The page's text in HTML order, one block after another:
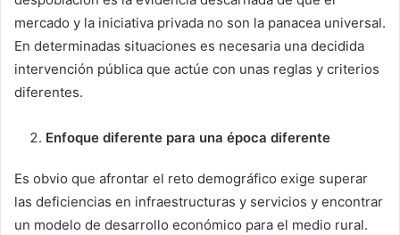
mercado y la iniciativa privada no son la panacea universal.
En determinadas situaciones es necesaria una decidida
intervención pública que actúe con unas reglas y criterios
diferentes.
Enfoque diferente para una época diferente
Es obvio que afrontar el reto demográfico exige superar
las deficiencias en infraestructuras y servicios y encontrar
un modelo de desarrollo económico para el medio rural.